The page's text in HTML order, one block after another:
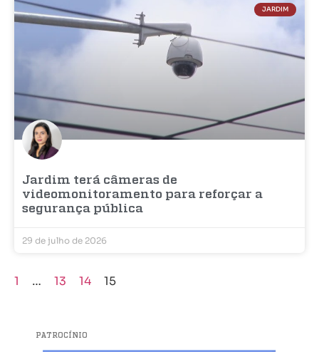
JARDIM
Jardim terá câmeras de
videomonitoramento para reforçar a
segurança pública
29 de julho de 2026
1 … 13 14 15
PATROCÍNIO